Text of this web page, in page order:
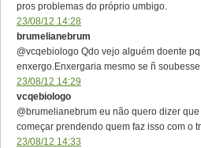
pros problemas do próprio umbigo.
23/08/12 14:28
brumelianebrum
@vcqebiologo Qdo vejo alguém doente
enxergo.Enxergaria mesmo se ñ
23/08/12 14:29
vcqebiologo
@brumelianebrum eu não quero dizer
começar prendendo quem faz isso com o
23/08/12 14:33